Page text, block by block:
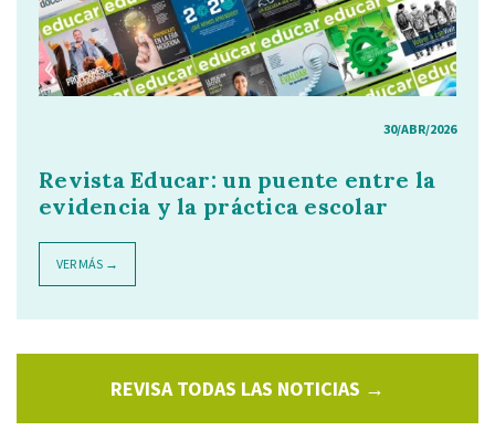
30/ABR/2026
Revista Educar: un puente entre la
evidencia y la práctica escolar
VER MÁS →
REVISA TODAS LAS NOTICIAS →